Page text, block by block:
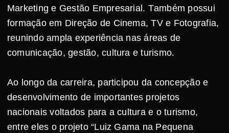
Marketing e Gestão Empresarial. Também possui
formação em Direção de Cinema, TV e Fotografia,
reunindo ampla experiência nas áreas de
comunicação, gestão, cultura e turismo.
Ao longo da carreira, participou da concepção e
desenvolvimento de importantes projetos
nacionais voltados para a cultura e o turismo,
entre eles o projeto “Luiz Gama na Pequena